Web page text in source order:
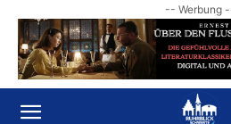
-- Werbung